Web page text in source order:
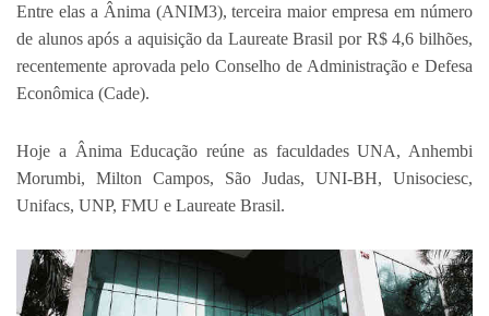
Entre elas a Ânima (ANIM3), terceira maior empresa em número
de alunos após a aquisição da Laureate Brasil por R$ 4,6 bilhões,
recentemente aprovada pelo Conselho de Administração e Defesa
Econômica (Cade).
Hoje a Ânima Educação reúne as faculdades UNA, Anhembi
Morumbi, Milton Campos, São Judas, UNI-BH, Unisociesc,
Unifacs, UNP, FMU e Laureate Brasil.